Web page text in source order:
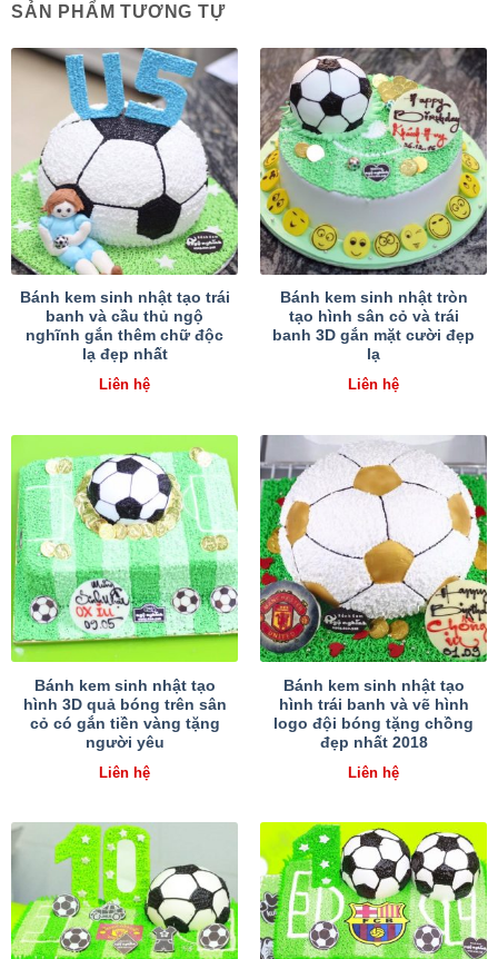
SẢN PHẨM TƯƠNG TỰ
Bánh kem sinh nhật tạo trái
banh và cầu thủ ngộ
nghĩnh gắn thêm chữ độc
lạ đẹp nhất
Liên hệ
Bánh kem sinh nhật tròn
tạo hình sân cỏ và trái
banh 3D gắn mặt cười đẹp
lạ
Liên hệ
Bánh kem sinh nhật tạo
hình 3D quả bóng trên sân
cỏ có gắn tiền vàng tặng
người yêu
Liên hệ
Bánh kem sinh nhật tạo
hình trái banh và vẽ hình
logo đội bóng tặng chồng
đẹp nhất 2018
Liên hệ